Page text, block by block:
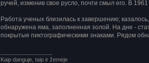
ручей, изменив свое русло, почти смыл его. В
Работа ученых близилась к завершению;
обнаружена яма, заполненная золой. На дне -
покрытые пиктографическими знаками. Рядом
Kaip danguje, taip ir žemėje